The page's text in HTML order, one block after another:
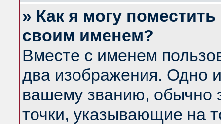
» Как я могу
своим именем?
Вместе с именем
два изображения. Одно
вашему званию, обычно
точки, указывающие на